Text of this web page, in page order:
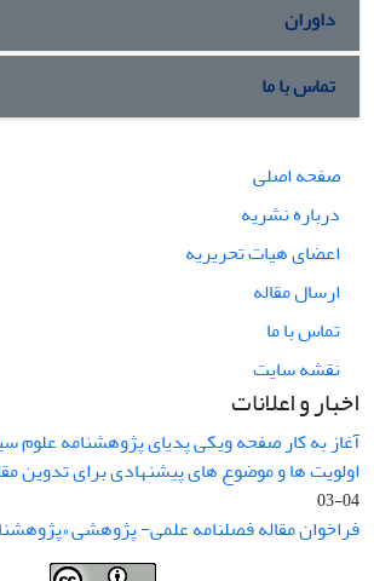
داوران
تماس با ما
صفحه اصلی
درباره نشریه
اعضای هیات تحریریه
ارسال مقاله
تماس با ما
نقشه سایت
اخبار و اعلانات
آغاز به کار صفحه ویکی پدیای پژوهشنامه علوم
اولویت ها و موضوع های پیشنهادی برای تدوین
04-03
فراخوان مقاله فصلنامه علمی- پژوهشی